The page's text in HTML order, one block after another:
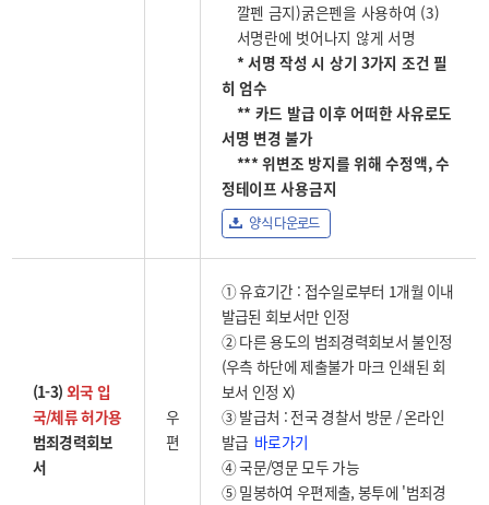
깔펜 금지)굵은펜을 사용하여 (3)
서명란에 벗어나지 않게 서명
* 서명 작성 시 상기 3가지 조건 필
히 엄수
** 카드 발급 이후 어떠한 사유로도
서명 변경 불가
*** 위변조 방지를 위해 수정액, 수
정테이프 사용금지
양식 다운로드
(1-3) 외국 입
국/체류 허가용
범죄경력회보
서
우
편
① 유효기간 : 접수일로부터 1개월 이내
발급된 회보서만 인정
② 다른 용도의 범죄경력회보서 불인정
(우측 하단에 제출불가 마크 인쇄된 회
보서 인정 X)
③ 발급처 : 전국 경찰서 방문 / 온라인
발급 바로가기
④ 국문/영문 모두 가능
⑤ 밀봉하여 우편제출, 봉투에 '범죄경